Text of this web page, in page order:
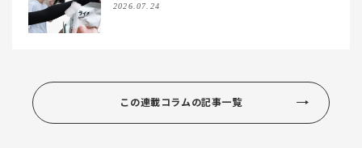
2026.07.24
この連載コラムの記事一覧